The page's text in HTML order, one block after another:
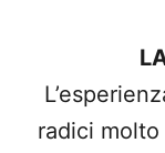
radici